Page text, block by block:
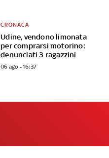
Udine, vendono limonata
per comprarsi motorino:
denunciati 3 ragazzini
CRONACA
06 ago - 16:37